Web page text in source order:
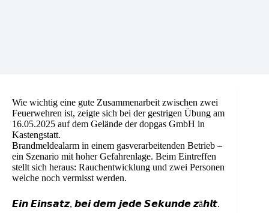
Wie wichtig eine gute Zusammenarbeit zwischen zwei
Feuerwehren ist, zeigte sich bei der gestrigen Übung am
16.05.2025 auf dem Gelände der dopgas GmbH in
Kastengstatt.
Brandmeldealarm in einem gasverarbeitenden Betrieb –
ein Szenario mit hoher Gefahrenlage. Beim Eintreffen
stellt sich heraus: Rauchentwicklung und zwei Personen
welche noch vermisst werden.
𝙀𝙞𝙣 𝙀𝙞𝙣𝙨𝙖𝙩𝙯, 𝙗𝙚𝙞 𝙙𝙚𝙢 𝙟𝙚𝙙𝙚 𝙎𝙚𝙠𝙪𝙣𝙙𝙚 𝙯ä𝙝𝙡𝙩.